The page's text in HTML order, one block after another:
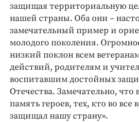
защищая территориальную
нашей страны. Оба они –
замечательный пример и
молодого поколения.
низкий поклон всем
действий, родителям и
воспитавшим достойных
Отечества. Замечательно, что
память героев, тех, кто во все
защищал нашу страну».